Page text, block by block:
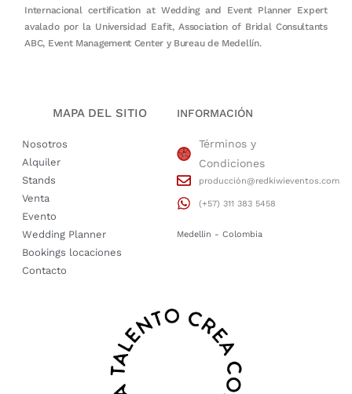
Internacional certification at Wedding and Event Planner Expert
avalado por la Universidad Eafit, Association of Bridal Consultants
ABC, Event Management Center y Bureau de Medellín.
MAPA DEL SITIO
Nosotros
Alquiler
Stands
Venta
Evento
Wedding Planner
Bookings locaciones
Contacto
INFORMACIÓN
Términos y
Condiciones
producción@redkiwieventos.com
(+57) 311 383 5458
Medellin - Colombia